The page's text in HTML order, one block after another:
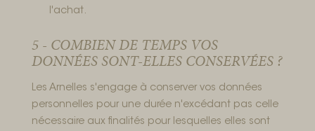
l'achat.
5 - COMBIEN DE TEMPS VOS
DONNÉES SONT-ELLES CONSERVÉES ?
Les Arnelles s'engage à conserver vos données
personnelles pour une durée n'excédant pas celle
nécessaire aux finalités pour lesquelles elles sont